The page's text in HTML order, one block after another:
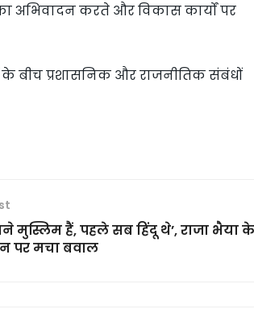
अभिवादन करते और विकास कार्यों पर
बीच प्रशासनिक और राजनीतिक संबंधों
मुस्लिम हैं, पहले सब हिंदू थे’, राजा भैया के
पर मचा बवाल